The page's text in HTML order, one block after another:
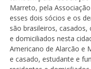
Marreto, pela
esses dois sócios e os
são brasileiros,
e domiciliados nesta
Americano de Alarcão e
e casado, estudante e